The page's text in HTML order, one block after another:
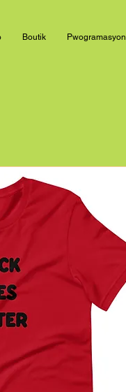
Boutik Pwogramasyon